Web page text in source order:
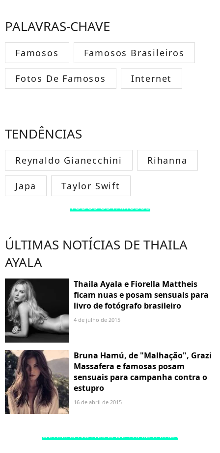
PALAVRAS-CHAVE
Famosos Famosos Brasileiros
Fotos De Famosos Internet
TENDÊNCIAS
Reynaldo Gianecchini Rihanna
Japa Taylor Swift
TODOS OS FAMOSOS
ÚLTIMAS NOTÍCIAS DE THAILA
AYALA
Thaila Ayala e Fiorella Mattheis
ficam nuas e posam sensuais para
livro de fotógrafo brasileiro
4 de julho de 2015
Bruna Hamú, de "Malhação", Grazi
Massafera e famosas posam
sensuais para campanha contra o
estupro
16 de abril de 2015
ÚLTIMAS NOTÍCIAS DE THAILA AYALA